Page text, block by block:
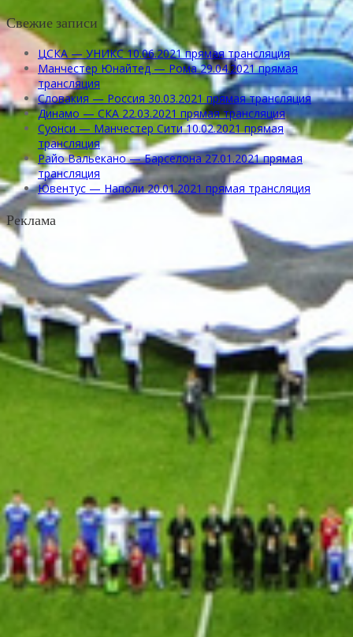
Свежие записи
ЦСКА — УНИКС 10.06.2021 прямая трансляция
Манчестер Юнайтед — Рома 29.04.2021 прямая
трансляция
Словакия — Россия 30.03.2021 прямая трансляция
Динамо — СКА 22.03.2021 прямая трансляция
Суонси — Манчестер Сити 10.02.2021 прямая
трансляция
Райо Вальекано — Барселона 27.01.2021 прямая
трансляция
Ювентус — Наполи 20.01.2021 прямая трансляция
Реклама